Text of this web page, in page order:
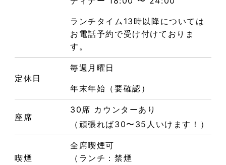
ランチタイム13時以降については
お電話予約で受け付けておりま
す。
定休日
毎週月曜日
年末年始（要確認）
座席
30席 カウンターあり
（頑張れば30〜35人いけます！）
喫煙
全席喫煙可
（ランチ：禁煙